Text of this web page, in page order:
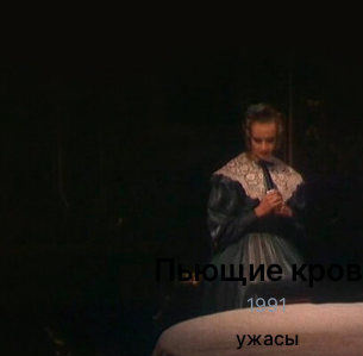
Пьющие кровь
1991
ужасы